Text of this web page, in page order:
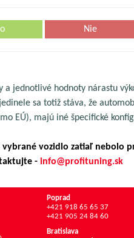
Nie
a jednotlivé hodnoty nárastu
sa totiž stáva, že
EÚ), majú iné špecifické
vybrané vozidlo zatiaľ nebolo
- info@profituning.sk
Poprad
+421 918 65 65 37
+421 905 24 84 60
Bratislava